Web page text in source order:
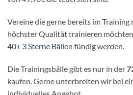
Vereine die gerne bereits im
höchster Qualität trainieren
40+ 3 Sterne Bällen fündig werden.
Die Trainingsbälle gibt es nur in der
kaufen. Gerne unterbreiten wir bei